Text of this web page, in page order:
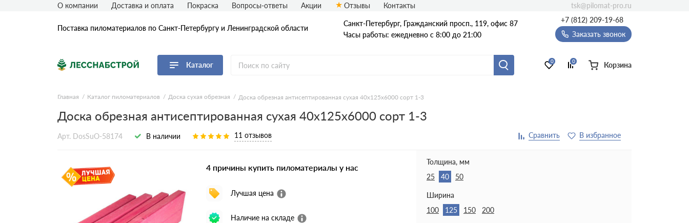
Поставка пиломатериалов по Санкт-Петербургу и Ленинградской области
Санкт-Петербург, Гражданский просп., 119, офис 87
Часы работы: ежедневно с 8:00 до 21:00
+7 (812) 209-19-68
Заказать звонок
Каталог
Перейти в каталог
Доска
Доска
Доска ест. влаж.
Доска сухая
Доска строганная
0 0 Корзина
О компании Доставка и оплата Покраска Вопросы-ответы Акции Отзывы Контакты tsk@pilomat-pro.ru
Главная Каталог пиломатериалов Доска сухая обрезная Доска обрезная антисептированная сухая 40х125х6000 сорт 1-3
Доска обрезная антисептированная сухая 40х125х6000 сорт 1-3
Арт. DosSuO-58174 В наличии 11 отзывов
4 причины купить пиломатериалы у нас
Лучшая цена
Наличие на складе
Толщина, мм
25
40 50
Ширина
100
125 150 200